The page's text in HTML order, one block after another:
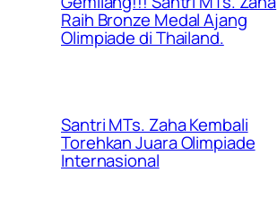
Raih Bronze Medal Ajang
Olimpiade di Thailand.
Santri MTs. Zaha Kembali
Torehkan Juara Olimpiade
Internasional